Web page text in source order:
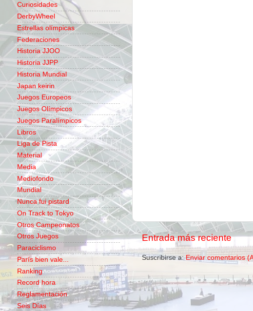
Entrada más reciente
Suscribirse a:Enviar comentarios
Curiosidades
DerbyWheel
Estrellas olímpicas
Federaciones
Historia JJOO
Historia JJPP
Historia Mundial
Japan keirin
Juegos Europeos
Juegos Olímpicos
Juegos Paralímpicos
Libros
Liga de Pista
Material
Media
Mediofondo
Mundial
Nunca fui pistard
On Track to Tokyo
Otros Campeonatos
Otros Juegos
Paraciclismo
París bien vale...
Ranking
Record hora
Reglamentación
Seis Días